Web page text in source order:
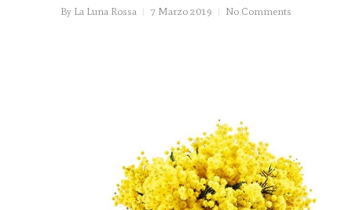
By La Luna Rossa 7 Marzo 2019 No Comments